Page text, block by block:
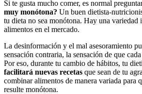
Si te gusta mucho comer, es normal
muy monótona? Un buen dietista-
tu dieta no sea monótona. Hay una
alimentos en el mercado.
La desinformación y el mal asesoramiento
sensación contraria, la sensación de que
Por eso, durante tu cambio de hábitos, tu
facilitará nuevas recetas que sean de tu
combinar alimentos de manera variada para
resulte monótona.